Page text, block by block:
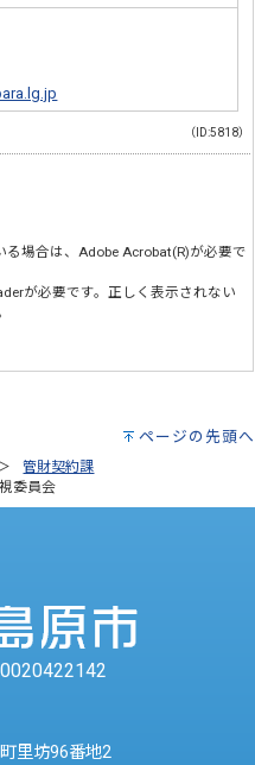
（ID:5818）
る場合は、Adobe Acrobat(R)が必要で
が必要です。正しく表示されない
ページの先頭へ
管財契約課
委員会
里坊96番地2